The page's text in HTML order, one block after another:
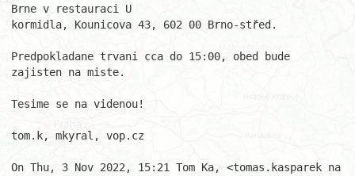
Brne v restauraci U
kormidla, Kounicova 43, 602 00 Brno-střed.
Predpokladane trvani cca do 15:00, obed bude
zajisten na miste.
Tesime se na videnou!
tom.k, mkyral, vop.cz
On Thu, 3 Nov 2022, 15:21 Tom Ka, <tomas.kasparek na